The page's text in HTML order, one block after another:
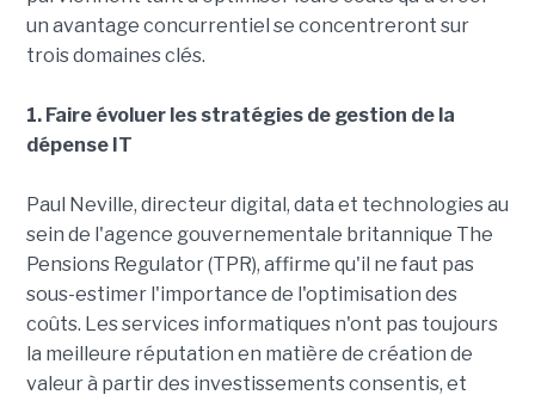
un avantage concurrentiel se concentreront sur
trois domaines clés.
1. Faire évoluer les stratégies de gestion de la
dépense IT
Paul Neville, directeur digital, data et technologies au
sein de l'agence gouvernementale britannique The
Pensions Regulator (TPR), affirme qu'il ne faut pas
sous-estimer l'importance de l'optimisation des
coûts. Les services informatiques n'ont pas toujours
la meilleure réputation en matière de création de
valeur à partir des investissements consentis, et